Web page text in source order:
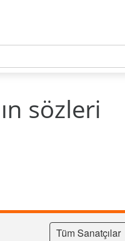
sözleri
Tüm Sanatçılar